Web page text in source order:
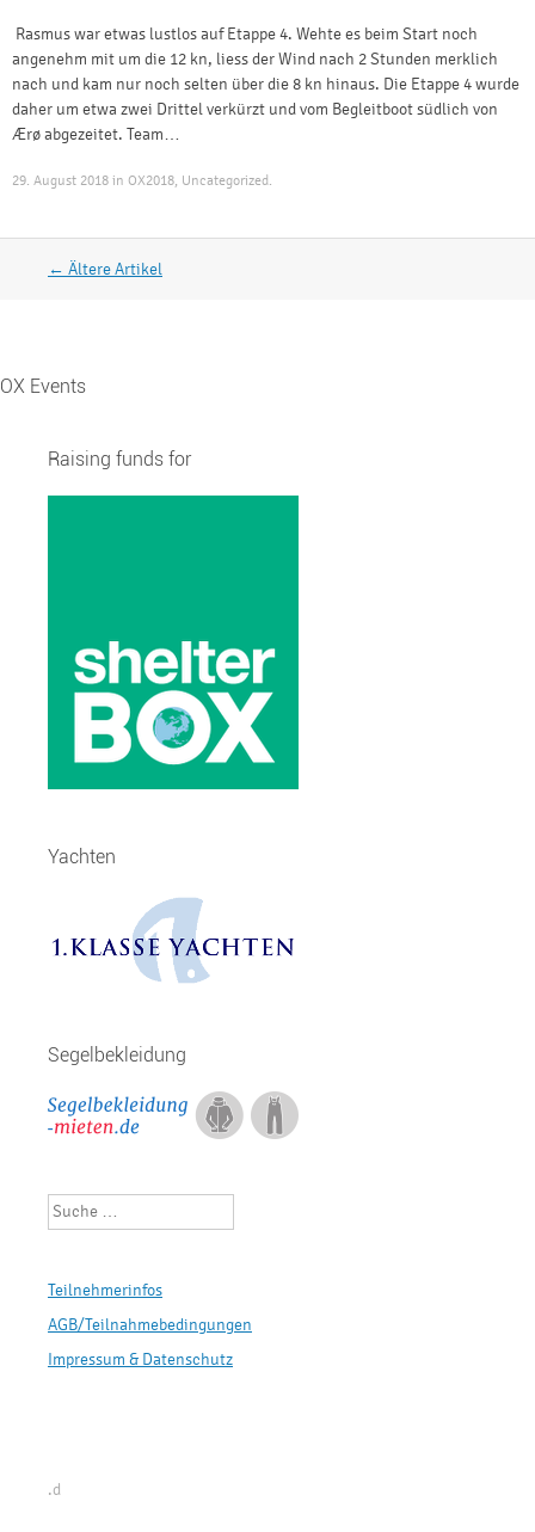
Rasmus war etwas lustlos auf Etappe 4. Wehte es beim Start noch
angenehm mit um die 12 kn, liess der Wind nach 2 Stunden merklich
nach und kam nur noch selten über die 8 kn hinaus. Die Etappe 4 wurde
daher um etwa zwei Drittel verkürzt und vom Begleitboot südlich von
Ærø abgezeitet. Team…
29. August 2018 in OX2018, Uncategorized.
Artikel Navigation
← Ältere Artikel
OX Events
Raising funds for
Yachten
Segelbekleidung
Suchen
Teilnehmerinfos
AGB/Teilnahmebedingungen
Impressum & Datenschutz
.d